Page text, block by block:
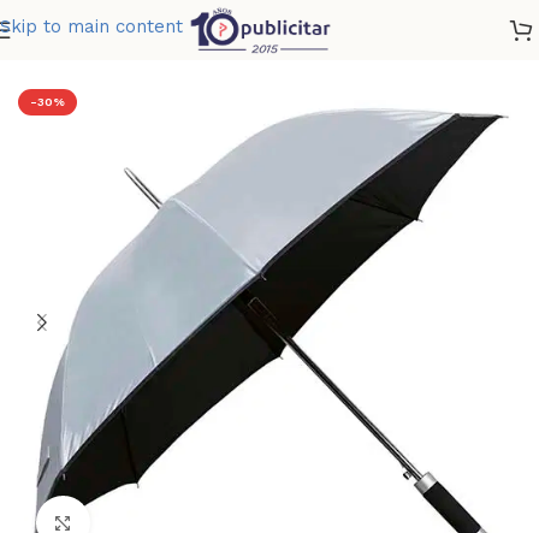
Skip to main content
PARAGUAS SILVER TROPIC
-30%